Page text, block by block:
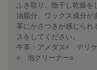
ふき取り、陰干し乾燥を
油脂分、ワックス成分が
革にかさつきが感じられ
スをしてください。
牛革：アメダス× デリ
○ 泡クリーナー○